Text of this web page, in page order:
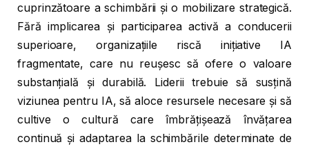
cuprinzătoare a schimbării și o mobilizare strategică.
Fără implicarea și participarea activă a conducerii
superioare, organizațiile riscă inițiative IA
fragmentate, care nu reușesc să ofere o valoare
substanțială și durabilă. Liderii trebuie să susțină
viziunea pentru IA, să aloce resursele necesare și să
cultive o cultură care îmbrățișează învățarea
continuă și adaptarea la schimbările determinate de